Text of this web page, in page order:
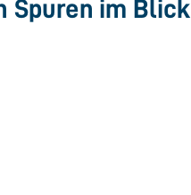
Spuren im Blick